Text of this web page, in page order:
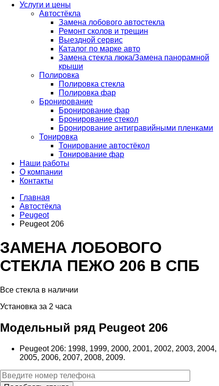
Услуги и цены
Автостёкла
Замена лобового автостекла
Ремонт сколов и трещин
Выездной сервис
Каталог по марке авто
Замена стекла люка/Замена панорамной
крыши
Полировка
Полировка стекла
Полировка фар
Бронирование
Бронирование фар
Бронирование стекол
Бронирование антигравийными пленками
Тонировка
Тонирование автостёкол
Тонирование фар
Наши работы
О компании
Контакты
Главная
Автостёкла
Peugeot
Peugeot 206
ЗАМЕНА ЛОБОВОГО
СТЕКЛА ПЕЖО 206 В СПБ
Все стекла в наличии
Установка за 2 часа
Модельный ряд Peugeot 206
Peugeot 206: 1998, 1999, 2000, 2001, 2002, 2003, 2004,
2005, 2006, 2007, 2008, 2009.